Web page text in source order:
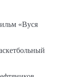
«Вуся